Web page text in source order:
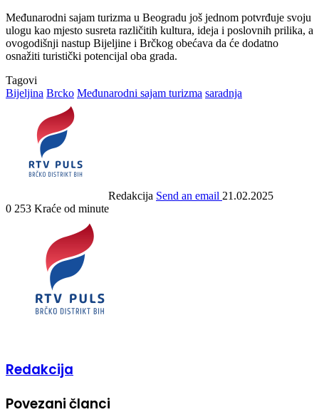
Međunarodni sajam turizma u Beogradu još jednom potvrđuje svoju
ulogu kao mjesto susreta različitih kultura, ideja i poslovnih prilika, a
ovogodišnji nastup Bijeljine i Brčkog obećava da će dodatno
osnažiti turistički potencijal oba grada.
Tagovi
Bijeljina Brcko Međunarodni sajam turizma saradnja
Redakcija Send an email 21.02.2025
0 253 Kraće od minute
Redakcija
Povezani članci